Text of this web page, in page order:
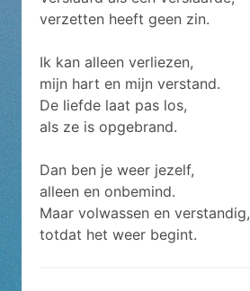
verzetten heeft geen zin.
Ik kan alleen verliezen,
mijn hart en mijn verstand.
De liefde laat pas los,
als ze is opgebrand.
Dan ben je weer jezelf,
alleen en onbemind.
Maar volwassen en verstandig,
totdat het weer begint.